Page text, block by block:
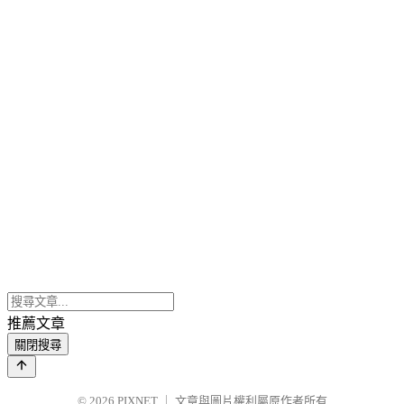
推薦文章
關閉搜尋
© 2026 PIXNET 文章與圖片權利屬原作者所有